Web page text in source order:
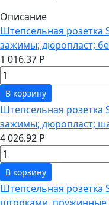
Описание
Штепсельная розетка
зажимы; дюропласт;
1 016.37 Р
В корзину
Штепсельная розетка
зажимы; дюропласт;
4 026.92 Р
В корзину
Штепсельная розетка